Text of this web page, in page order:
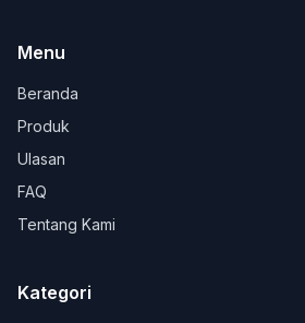
Menu
Beranda
Produk
Ulasan
FAQ
Tentang Kami
Kategori